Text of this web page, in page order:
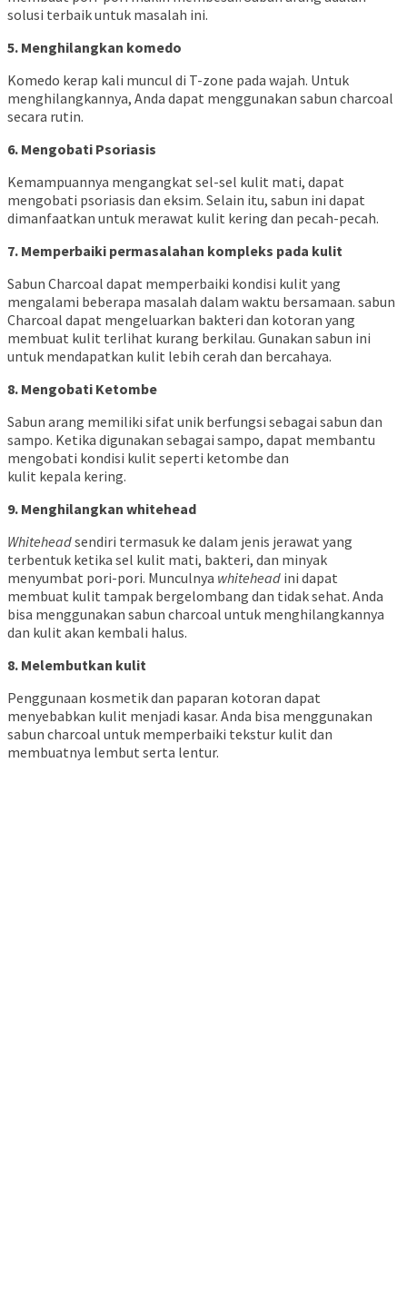
solusi terbaik untuk masalah ini.
5. Menghilangkan komedo
Komedo kerap kali muncul di T-zone pada wajah. Untuk
menghilangkannya, Anda dapat menggunakan sabun charcoal
secara rutin.
6. Mengobati Psoriasis
Kemampuannya mengangkat sel-sel kulit mati, dapat
mengobati psoriasis dan eksim. Selain itu, sabun ini dapat
dimanfaatkan untuk merawat kulit kering dan pecah-pecah.
7. Memperbaiki permasalahan kompleks pada kulit
Sabun Charcoal dapat memperbaiki kondisi kulit yang
mengalami beberapa masalah dalam waktu bersamaan. sabun
Charcoal dapat mengeluarkan bakteri dan kotoran yang
membuat kulit terlihat kurang berkilau. Gunakan sabun ini
untuk mendapatkan kulit lebih cerah dan bercahaya.
8. Mengobati Ketombe
Sabun arang memiliki sifat unik berfungsi sebagai sabun dan
sampo. Ketika digunakan sebagai sampo, dapat membantu
mengobati kondisi kulit seperti ketombe dan
kulit kepala kering.
9. Menghilangkan whitehead
Whiteheadsendiri termasuk ke dalam jenis jerawat yang
terbentuk ketika sel kulit mati, bakteri, dan minyak
menyumbat pori-pori. Munculnya whitehead ini dapat
membuat kulit tampak bergelombang dan tidak sehat. Anda
bisa menggunakan sabun charcoal untuk menghilangkannya
dan kulit akan kembali halus.
8. Melembutkan kulit
Penggunaan kosmetik dan paparan kotoran dapat
menyebabkan kulit menjadi kasar. Anda bisa menggunakan
sabun charcoal untuk memperbaiki tekstur kulit dan
membuatnya lembut serta lentur.